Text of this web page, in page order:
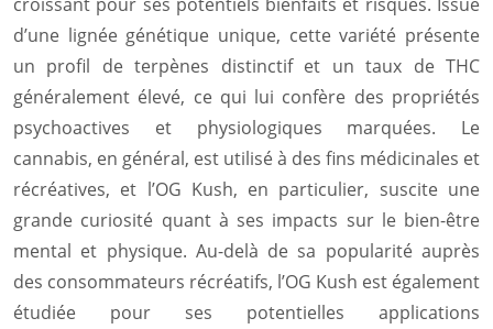
d’une lignée génétique unique, cette variété présente
un profil de terpènes distinctif et un taux de THC
généralement élevé, ce qui lui confère des propriétés
psychoactives et physiologiques marquées. Le
cannabis, en général, est utilisé à des fins médicinales et
récréatives, et l’OG Kush, en particulier, suscite une
grande curiosité quant à ses impacts sur le bien-être
mental et physique. Au-delà de sa popularité auprès
des consommateurs récréatifs, l’OG Kush est également
étudiée pour ses potentielles applications